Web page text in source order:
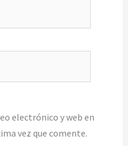
electrónico y web en
vez que comente.